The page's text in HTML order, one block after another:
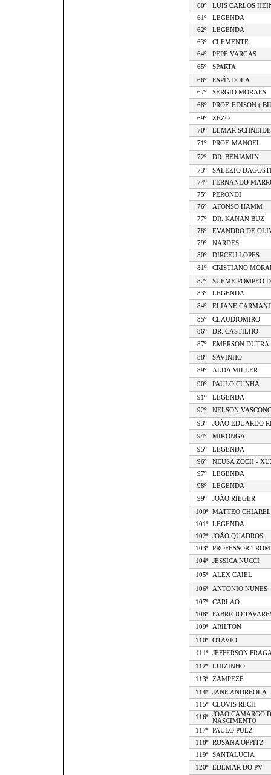
60º
LUIS CARLOS
61º
LEGENDA
62º
LEGENDA
63º
CLEMENTE
64º
PEPE VARGAS
65º
SPARTA
66º
ESPÍNDOLA
67º
SÉRGIO MORAES
68º
PROF. EDISON (
69º
ZEZO
70º
ELMAR
71º
PROF. MANOEL
72º
DR. BENJAMIN
73º
SALEZIO
74º
FERNANDO
75º
PERONDI
76º
AFONSO HAMM
77º
DR. KANAN BUZ
78º
EVANDRO DE
79º
NARDES
80º
DIRCEU LOPES
81º
CRISTIANO
82º
SUEME POMPEO
83º
LEGENDA
84º
ELIANE
85º
CLAUDIOMIRO
86º
DR. CASTILHO
87º
EMERSON DUTRA
88º
SAVINHO
89º
ALDA MILLER
90º
PAULO CUNHA
91º
LEGENDA
92º
NELSON
93º
JOÃO EDUARDO
94º
MIKONGA
95º
LEGENDA
96º
NEUSA ZOCH -
97º
LEGENDA
98º
LEGENDA
99º
JOÃO RIEGER
100º
MATTEO
101º
LEGENDA
102º
JOÃO QUADROS
103º
PROFESSOR
104º
JESSICA NUCCI
105º ALEX CAIEL
106º
ANTONIO NUNES
107º
CARLAO
108º
FABRICIO
109º
ARILTON
110º
OTAVIO
111º
JEFFERSON
112º
LUIZINHO
113º
ZAMPEZE
114º
JANE ANDREOLA
115º
CLOVIS RECH
116º
JOAO CAMARGO
NASCIMENTO
117º
PAULO PULZ
118º
ROSANA OPPITZ
119º
SANTALUCIA
120º
EDEMAR DO PV